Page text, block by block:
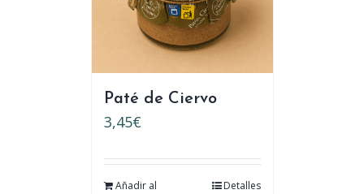
Paté de Ciervo
3,45€
Añadir al
Detalles